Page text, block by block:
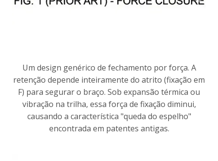
Um design genérico de fechamento por força. A
retenção depende inteiramente do atrito (fixação em
F) para segurar o braço. Sob expansão térmica ou
vibração na trilha, essa força de fixação diminui,
causando a característica "queda do espelho"
encontrada em patentes antigas.